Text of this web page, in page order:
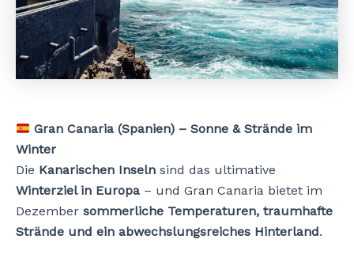
Gran Canaria (Spanien) – Sonne & Strände im
Winter
Die Kanarischen Inseln sind das ultimative
Winterziel in Europa – und Gran Canaria bietet im
Dezember sommerliche Temperaturen, traumhafte
Strände und ein abwechslungsreiches Hinterland.